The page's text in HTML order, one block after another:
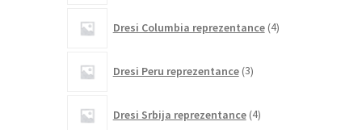
Dresi Columbia reprezentance 4izdelki
Dresi Peru reprezentance 3izdelki
Dresi Srbija reprezentance 4izdelki